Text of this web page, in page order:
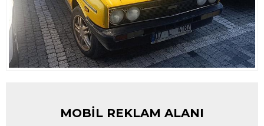
MOBİL REKLAM ALANI